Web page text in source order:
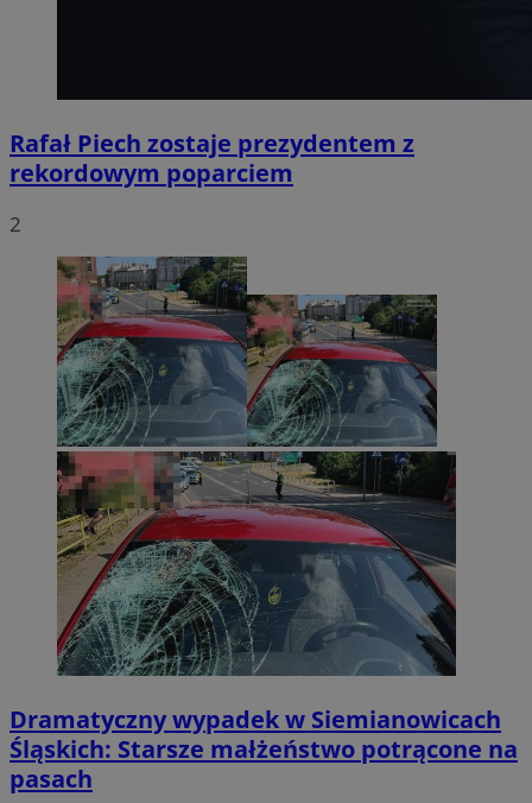
Rafał Piech zostaje prezydentem z
rekordowym poparciem
2
Dramatyczny wypadek w Siemianowicach
Śląskich: Starsze małżeństwo potrącone na
pasach